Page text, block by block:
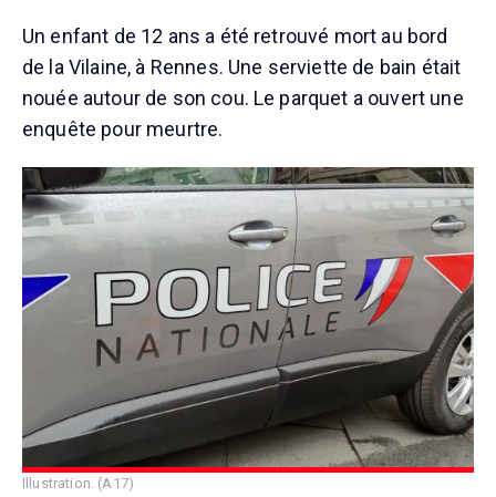
Un enfant de 12 ans a été retrouvé mort au bord
de la Vilaine, à Rennes. Une serviette de bain était
nouée autour de son cou. Le parquet a ouvert une
enquête pour meurtre.
Illustration. (A17)